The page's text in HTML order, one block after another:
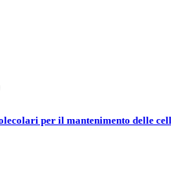
per il mantenimento delle